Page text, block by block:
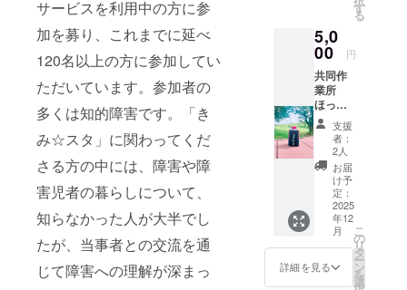
サービスを利用中の方に参
加を募り、これまでに延べ
120名以上の方に参加してい
ただいています。参加者の
多くは知的障害です。「き
み☆スタ」に関わってくだ
さる方の中には、障害や障
害児者の暮らしについて、
知らなかった人が大半でし
たが、当事者との交流を通
じて障害への理解が深まっ
届け商
ベルに
表記さ
れま
す。商
品開封
前には
必ずお
届けの
リター
ンに貼
付され
たラベ
ルや注
意書き
をご確
認くだ
さい。
す
る
5,0
00 円
共同作
業所
ほっと
ハート︎⸜︎
和風 焼
肉のた
れ 1本
360ml
原材料
及び添
加物等
の食品
表示は
お届け
商品の
支援
者：
2人
お届
け予
定：
2025
年12
月
詳細を見る
こ
の
リ
タ
ー
ン
を
選